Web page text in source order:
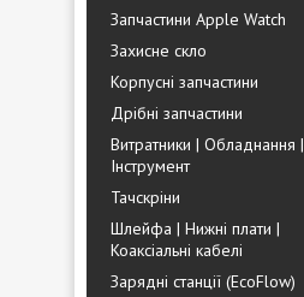
Запчастини Apple Watch
Захисне скло
Корпусні запчастини
Дрібні запчастини
Витратники | Обладнання |
Інструмент
Тачскріни
Шлейфа | Нижні плати |
Коаксіальні кабелі
Зарядні станції (EcoFlow)